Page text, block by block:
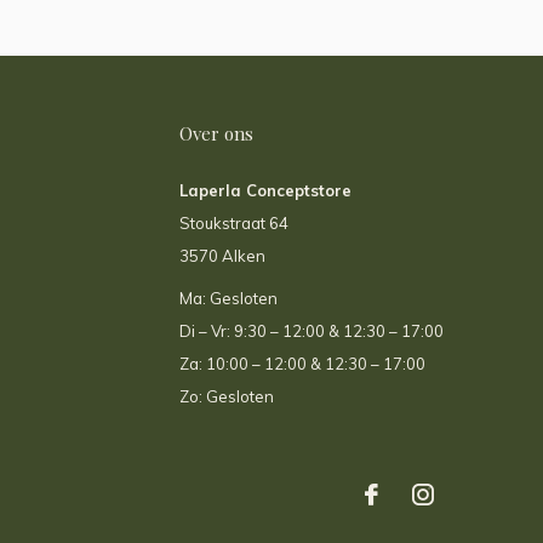
Over ons
Laperla Conceptstore
Stoukstraat 64
3570 Alken
Ma: Gesloten
Di – Vr: 9:30 – 12:00 & 12:30 – 17:00
Za: 10:00 – 12:00 & 12:30 – 17:00
Zo: Gesloten